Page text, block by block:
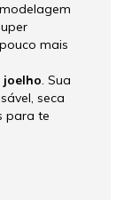
mais
. Sua
seca
para te